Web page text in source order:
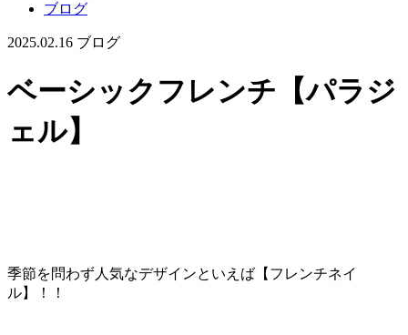
ブログ
2025.02.16 ブログ
ベーシックフレンチ【パラジ
ェル】
季節を問わず人気なデザインといえば【フレンチネイ
ル】！！